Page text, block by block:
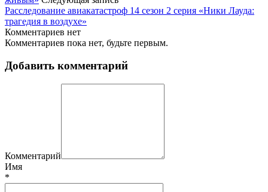
Расследование авиакатастроф 14 сезон 2 серия «Ники Лауда:
трагедия в воздухе»
Комментариев нет
Комментариев пока нет, будьте первым.
Добавить комментарий
Комментарий
Имя
*